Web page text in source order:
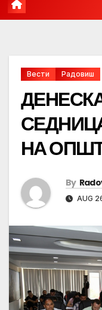
Вести Радовиш
НА
By
AUG